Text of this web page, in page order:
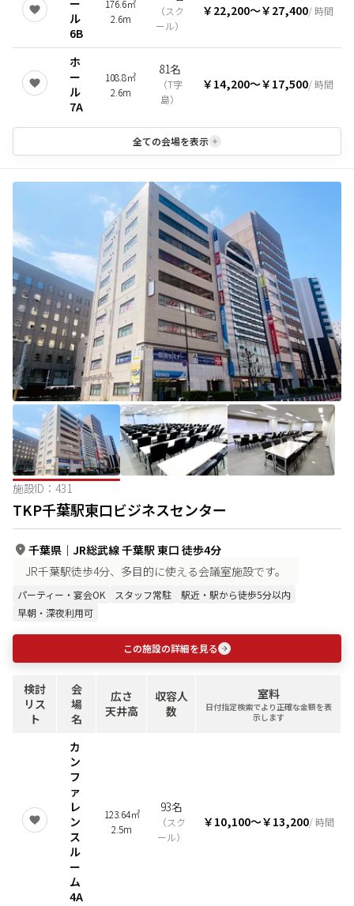
ー
ル
6B
176.6㎡
2.6m
（スク
ール）
￥22,200〜￥27,400/ 時間
ホ
ー
ル
7A
108.8㎡
2.6m
81名
（T字
島）
￥14,200〜￥17,500/ 時間
全ての会場を表示
施設ID： 431
TKP千葉駅東口ビジネスセンター
千葉県 ｜ JR総武線 千葉駅 東口 徒歩4分
JR千葉駅徒歩4分、多目的に使える会議室施設です。
パーティー・宴会OK スタッフ常駐
駅近・駅から徒歩5分以内
早朝・深夜利用可
この施設の詳細を見る
検討
リス
ト
会
場
名
広さ
天井高
収容人
数
室料
日付指定検索でより正確な金額を表
示します
カ
ン
フ
ァ
レ
ン
ス
ル
ー
ム
4A
123.64㎡
2.5m
93名
（スク
ール）
￥10,100〜￥13,200/ 時間